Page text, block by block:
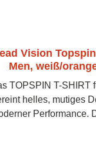
Vision
Men, weiß/
für Herren
helles, mutiges
Performance. Die Mesh-